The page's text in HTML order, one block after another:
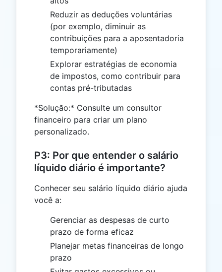
Reduzir as deduções voluntárias
(por exemplo, diminuir as
contribuições para a aposentadoria
temporariamente)
Explorar estratégias de economia
de impostos, como contribuir para
contas pré-tributadas
*Solução:* Consulte um consultor
financeiro para criar um plano
personalizado.
P3: Por que entender o salário
líquido diário é importante?
Conhecer seu salário líquido diário ajuda
você a:
Gerenciar as despesas de curto
prazo de forma eficaz
Planejar metas financeiras de longo
prazo